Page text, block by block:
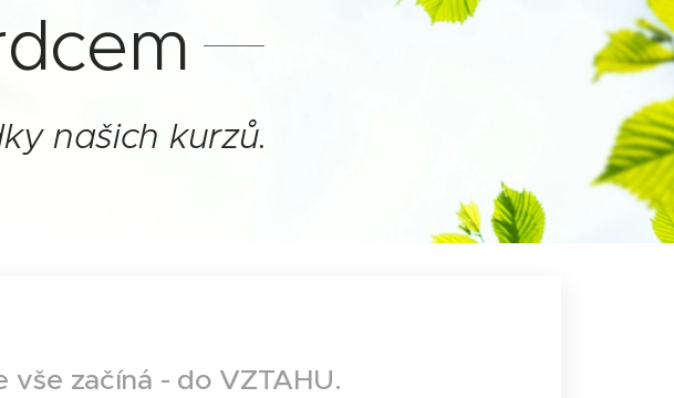
našich kurzů.
začíná - do VZTAHU.